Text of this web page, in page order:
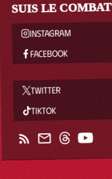
SUIS LE COMBAT
INSTAGRAM
FACEBOOK
TWITTER
TIKTOK